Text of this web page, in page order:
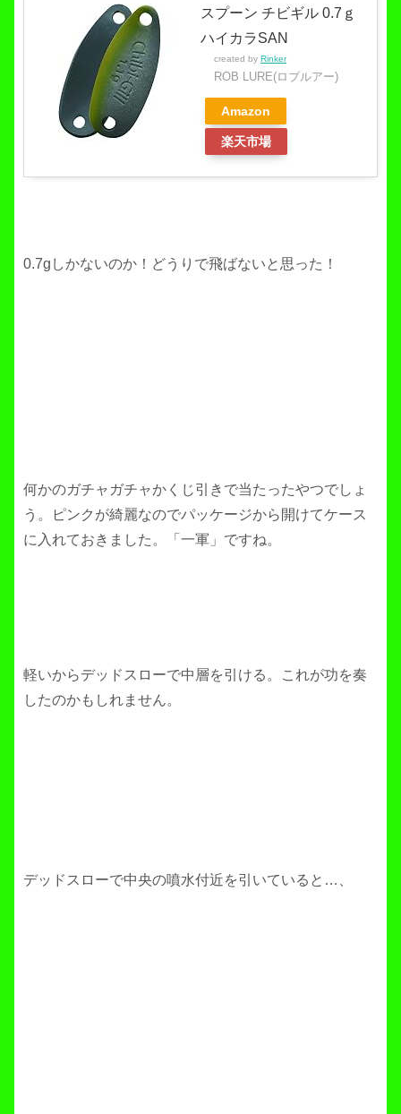
スプーン チビギル 0.7ｇ
ハイカラSAN
created by Rinker
ROB LURE(ロブルアー)
Amazon
楽天市場
0.7gしかないのか！どうりで飛ばないと思った！
何かのガチャガチャかくじ引きで当たったやつでしょ
う。ピンクが綺麗なのでパッケージから開けてケース
に入れておきました。「一軍」ですね。
軽いからデッドスローで中層を引ける。これが功を奏
したのかもしれません。
デッドスローで中央の噴水付近を引いていると…、